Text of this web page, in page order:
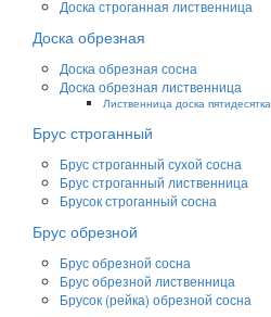
Доска строганная лиственница
Доска обрезная
Доска обрезная сосна
Доска обрезная лиственница
Лиственница доска пятидесятка
Брус строганный
Брус строганный сухой сосна
Брус строганный лиственница
Брусок строганный сосна
Брус обрезной
Брус обрезной сосна
Брус обрезной лиственница
Брусок (рейка) обрезной сосна